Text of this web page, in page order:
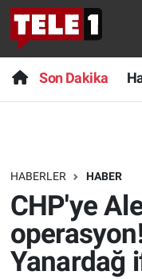
Son Dakika
HABERLER HABER
CHP'ye
Yanardağ
Anında Manşet
Başka
Bilim turu
Bilim ve
Doğa
Son Dakika
Haber
Dünya
Teknoloji
Sağlık
Nöbetçi
Hava Durumu
Trafik Durumu
Süper Lig
Tüm Manşetler